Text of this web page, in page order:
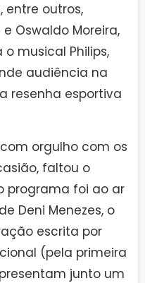
entre outros,
Oswaldo Moreira,
musical Philips,
audiência na
resenha esportiva
orgulho com os
faltou o
programa foi ao ar
Deni Menezes, o
escrita por
(pela primeira
junto um